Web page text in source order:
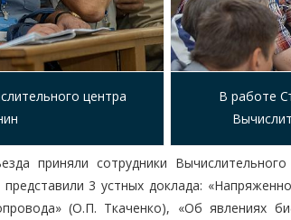
центра
В работе
приняли сотрудники
3 устных доклада:
(О.П. Ткаченко), «Об явлениях